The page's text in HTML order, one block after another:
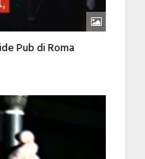
Pub di Roma